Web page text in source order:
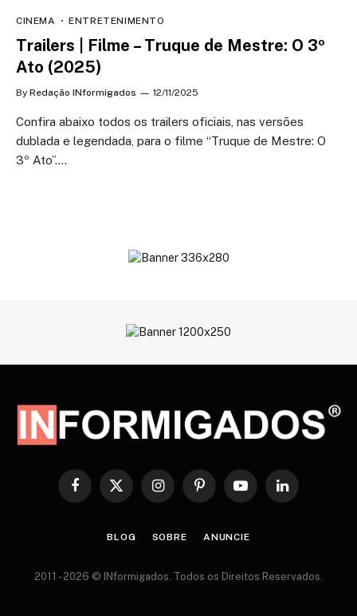
CINEMA ENTRETENIMENTO
Trailers | Filme – Truque de Mestre: O 3º
Ato (2025)
By Redação INformigados 12/11/2025
Confira abaixo todos os trailers oficiais, nas versões
dublada e legendada, para o filme “Truque de Mestre: O
3º Ato”.…
Facebook
X
InstagramPinterestYouTubeLinkedIn
BLOG SOBRE ANUNCIE
2011 - 2026 © INformigados. Todos os Direitos Reservados.